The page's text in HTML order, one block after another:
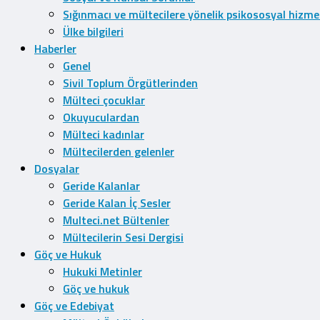
Sığınmacı ve mültecilere yönelik psikososyal
Ülke bilgileri
Haberler
Genel
Sivil Toplum Örgütlerinden
Mülteci çocuklar
Okuyuculardan
Mülteci kadınlar
Mültecilerden gelenler
Dosyalar
Geride Kalanlar
Geride Kalan İç Sesler
Multeci.net Bültenler
Mültecilerin Sesi Dergisi
Göç ve Hukuk
Hukuki Metinler
Göç ve hukuk
Göç ve Edebiyat